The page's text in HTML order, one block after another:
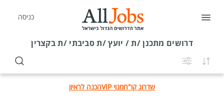
כניסה
דרושים מתכנן /ת / יועץ /ת סביבתי /ת בקצרין
שדרוג קו"חמנוי VIP הכנה לראיון